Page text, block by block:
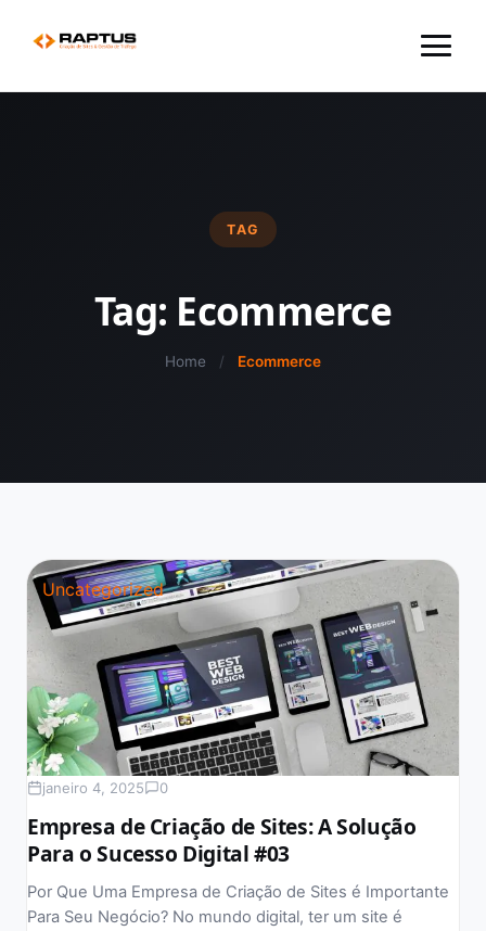
Menu
TAG
Tag: Ecommerce
Home / Ecommerce
Uncategorized
janeiro 4, 2025 0
Empresa de Criação de Sites: A Solução
Para o Sucesso Digital #03
Por Que Uma Empresa de Criação de Sites é Importante
Para Seu Negócio? No mundo digital, ter um site é